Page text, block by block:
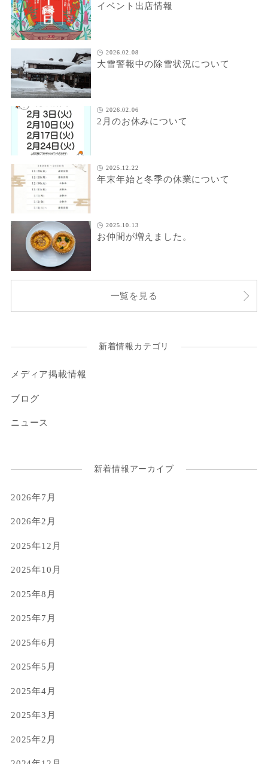
イベント出店情報
2026.02.08
大雪警報中の除雪状況について
2026.02.06
2月のお休みについて
2025.12.22
年末年始と冬季の休業について
2025.10.13
お仲間が増えました。
一覧を見る
新着情報カテゴリ
メディア掲載情報
ブログ
ニュース
新着情報アーカイブ
2026年7月
2026年2月
2025年12月
2025年10月
2025年8月
2025年7月
2025年6月
2025年5月
2025年4月
2025年3月
2025年2月